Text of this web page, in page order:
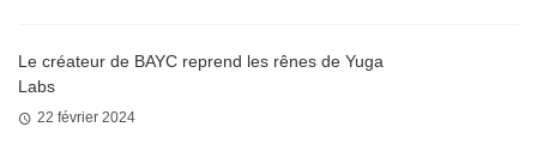
Le créateur de BAYC reprend les rênes de Yuga
Labs
22 février 2024